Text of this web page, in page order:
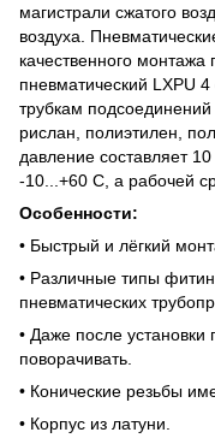
магистрали сжатого
воздуха.
качественного
пневматический LXPU
трубкам подсоединений
рислан, полиэтилен,
давление составляет
-10...+60 С, а рабочей
Особенности:
• Быстрый и лёгкий
• Различные типы
пневматических
• Даже после
поворачивать.
• Конические резьбы
• Корпус из латуни.